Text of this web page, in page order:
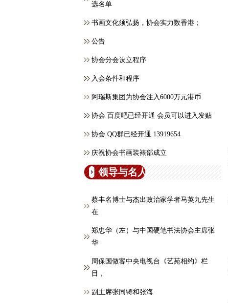
选名单
书画文化须弘扬，协会实力数香港；
公告
协会分会设立程序
入会条件和程序
阿瑞斯集团为协会注入6000万元港币
协会 百度吧已经开通 会员可以进入发贴
协会 QQ群已经开通 13919654
庆祝协会书画装裱部成立
领导与名人
蔡丰名博士与杰出政治家学者马英九先生
在
郑忠华（左）与中国硬笔书法协会主席张
华
周保国做客中央电视台《艺苑相约》栏
目，
副主席张同铸和张海